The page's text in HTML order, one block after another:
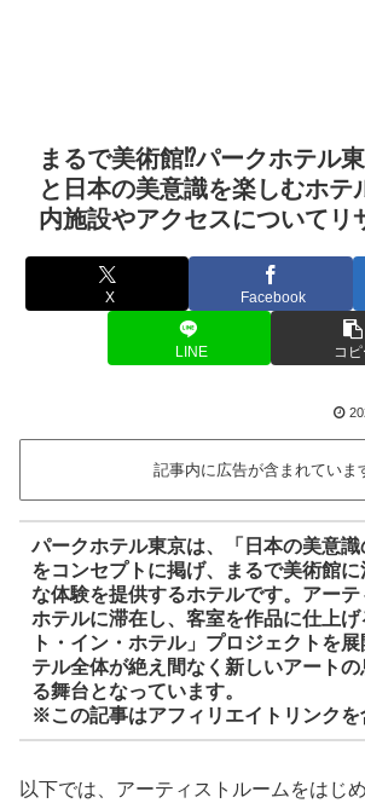
まるで美術館⁉パークホテル
と日本の美意識を楽しむホテ
内施設やアクセスについてリ
X Facebook
LINE コピ
記事内に広告が含まれていま
パークホテル東京は、「日本の美意識
をコンセプトに掲げ、まるで美術館に
な体験を提供するホテルです。アー
ホテルに滞在し、客室を作品に仕上
ト・イン・ホテル」プロジェクトを
テル全体が絶え間なく新しいアート
る舞台となっています。
※この記事はアフィリエイトリンクを
以下では、アーティストルームをはじ